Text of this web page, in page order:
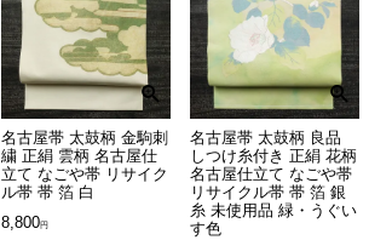
名古屋帯 太鼓柄 金駒刺
繍 正絹 雲柄 名古屋仕
立て なごや帯 リサイク
ル帯 帯 箔 白
8,800
名古屋帯 太鼓柄 良品
しつけ糸付き 正絹 花柄
名古屋仕立て なごや帯
リサイクル帯 帯 箔 銀
糸 未使用品 緑・うぐい
す色